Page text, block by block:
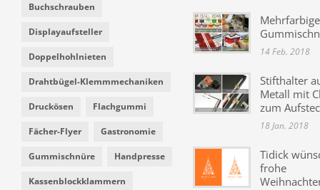
Buchschrauben
Displayaufsteller
Doppelhohlnieten
Drahtbügel-Klemmmechaniken
Druckösen Flachgummi
Fächer-Flyer Gastronomie
Gummischnüre Handpresse
Kassenblockklammern
Mehrfarbige
14 Feb. 2018
Stifthalter
Metall mit
zum
18 Jan. 2018
Tidick
frohe